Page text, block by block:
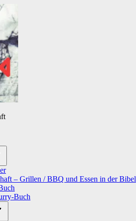
von
PfarrerB
– Grillen / BBQ und Essen in der Bibel
Buch